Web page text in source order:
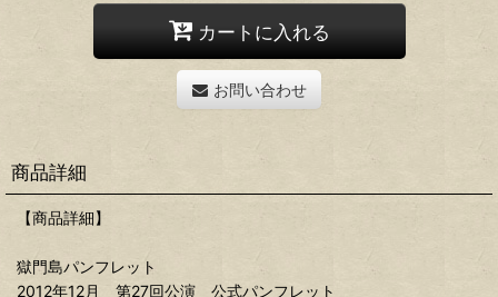
カートに入れる
お問い合わせ
商品詳細
【商品詳細】
獄門島パンフレット
2012年12月 第27回公演 公式パンフレット